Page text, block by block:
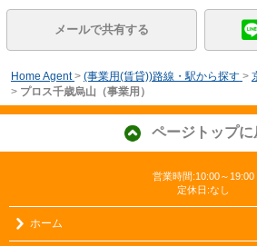
メールで共有する
Home Agent > (事業用(賃貸))路線・駅から探す >
> プロス千歳烏山（事業用）
ページトップに
営業時間:10:00～19:00
定休日:なし
ホーム